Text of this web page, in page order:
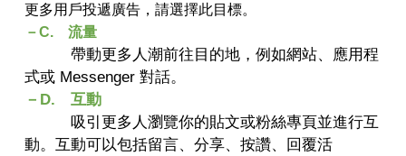
更多用戶投遞廣告，請選擇此目標。
－C. 流量
帶動更多人潮前往目的地，例如網站、應用程
式或 Messenger 對話。
－D. 互動
吸引更多人瀏覽你的貼文或粉絲專頁並進行互
動。互動可以包括留言、分享、按讚、回覆活